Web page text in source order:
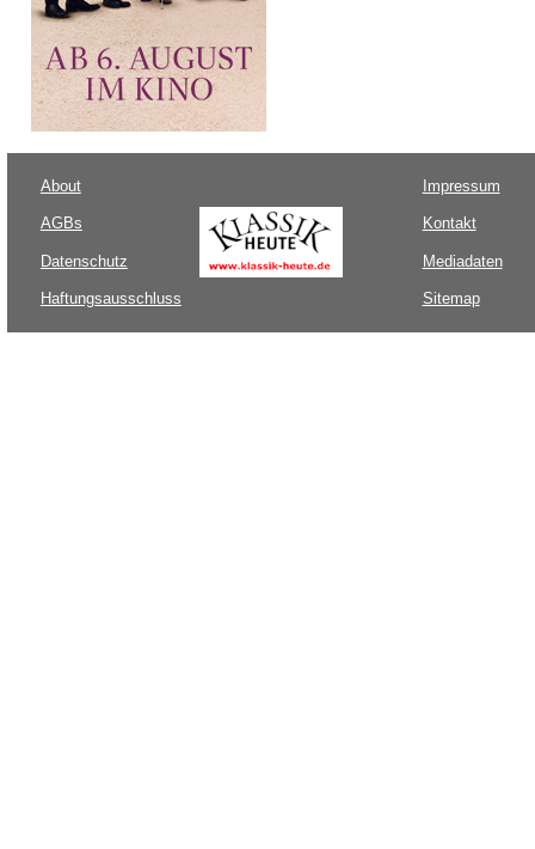
About
AGBs
Datenschutz
Haftungsausschluss
Impressum
Kontakt
Mediadaten
Sitemap